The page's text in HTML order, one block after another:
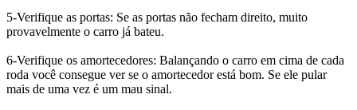
5-Verifique as portas: Se as portas não fecham direito, muito
provavelmente o carro já bateu.
6-Verifique os amortecedores: Balançando o carro em cima de cada
roda você consegue ver se o amortecedor está bom. Se ele pular
mais de uma vez é um mau sinal.